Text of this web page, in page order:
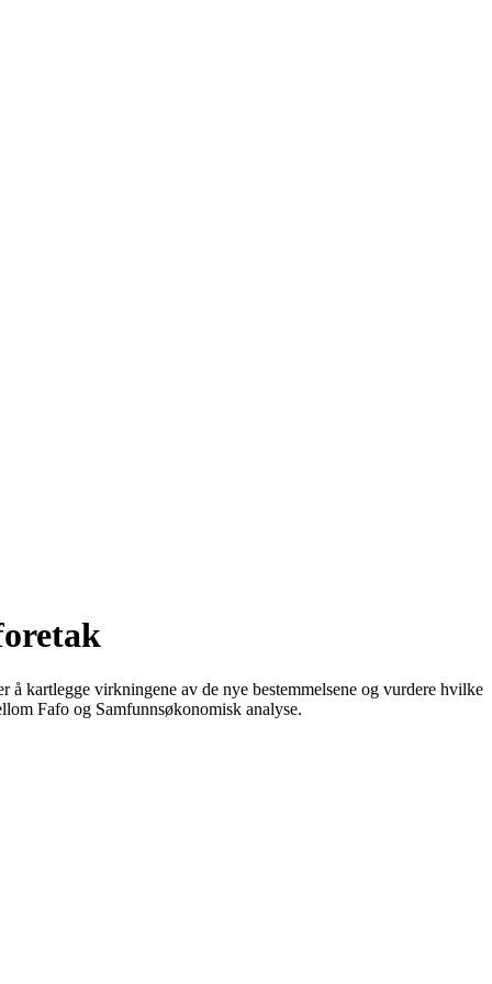
kartlegge virkningene av de nye bestemmelsene og vurdere hvilke
Fafo og Samfunnsøkonomisk analyse.